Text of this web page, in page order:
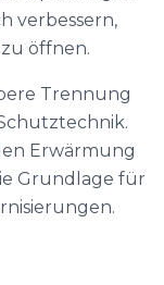
verbessern,
öffnen.
Trennung
Erwärmung
Grundlage für